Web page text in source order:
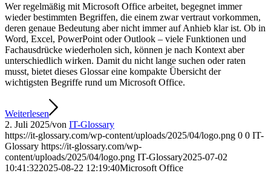
Wer regelmäßig mit Microsoft Office arbeitet, begegnet immer
wieder bestimmten Begriffen, die einem zwar vertraut vorkommen,
deren genaue Bedeutung aber nicht immer auf Anhieb klar ist. Ob in
Word, Excel, PowerPoint oder Outlook – viele Funktionen und
Fachausdrücke wiederholen sich, können je nach Kontext aber
unterschiedlich wirken. Damit du nicht lange suchen oder raten
musst, bietet dieses Glossar eine kompakte Übersicht der
wichtigsten Begriffe rund um Microsoft Office.
Weiterlesen
2. Juli 2025/von IT-Glossary
https://it-glossary.com/wp-content/uploads/2025/04/logo.png 0 0 IT-
Glossary https://it-glossary.com/wp-
content/uploads/2025/04/logo.png IT-Glossary2025-07-02
10:41:322025-08-22 12:19:40Microsoft Office